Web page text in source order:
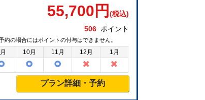
55,700 円 (税込)
506 ポイント
約の場合にはポイントの付与はできません。
10月 11月 12月 1月
プラン詳細・予約